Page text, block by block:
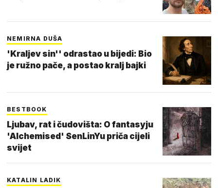
NEMIRNA DUŠA
'Kraljev sin'' odrastao u bijedi: Bio
je ružno pače, a postao kralj bajki
BESTBOOK
Ljubav, rat i čudovišta: O fantasyju
'Alchemised' SenLinYu priča cijeli
svijet
KATALIN LADIK